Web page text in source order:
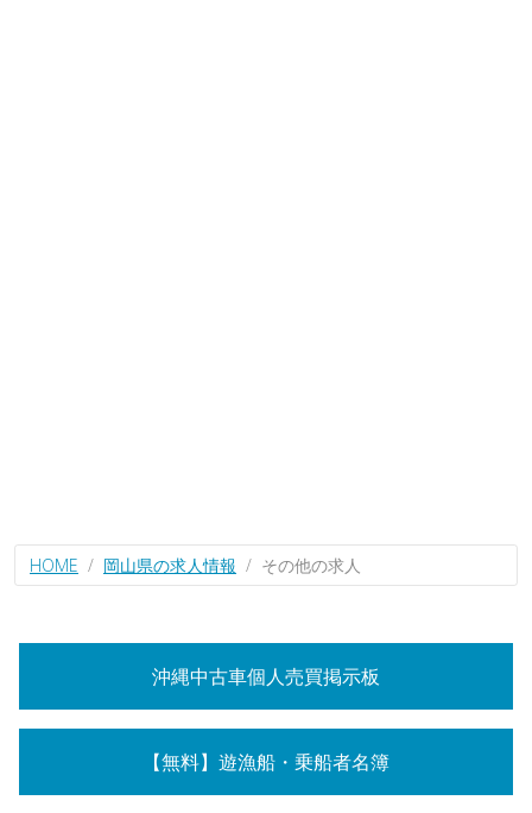
HOME 岡山県の求人情報 その他の求人
沖縄中古車個人売買掲示板
【無料】遊漁船・乗船者名簿